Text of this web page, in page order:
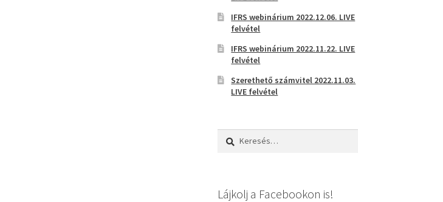
IFRS webinárium 2022.12.06. LIVE
felvétel
IFRS webinárium 2022.11.22. LIVE
felvétel
Szerethető számvitel 2022.11.03.
LIVE felvétel
Keresés:
Lájkolj a Facebookon is!